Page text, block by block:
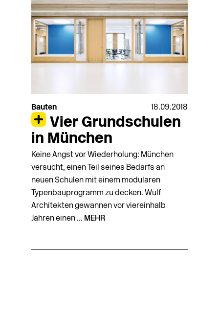
Bauten 18.09.2018
Vier Grundschulen
in München
Keine Angst vor Wiederholung: München
versucht, einen Teil seines Bedarfs an
neuen Schulen mit einem modularen
Typenbauprogramm zu decken. Wulf
Architekten gewannen vor viereinhalb
Jahren einen ... MEHR